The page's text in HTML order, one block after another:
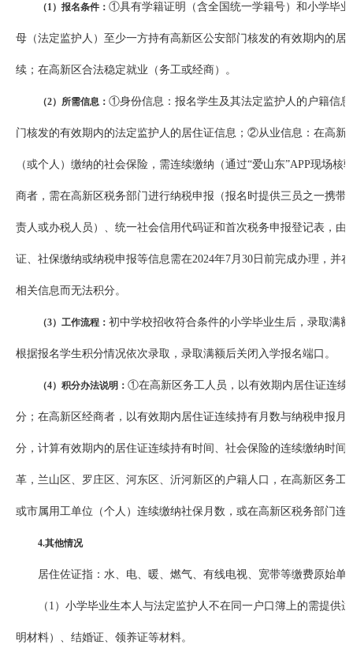
（1）报名条件： ①具有学籍证明（含全国统一学籍号）和小学毕
母（法定监护人）至少一方持有高新区公安部门核发的有效期内的居
续；在高新区合法稳定就业（务工或经商）。
（2）所需信息： ①身份信息：报名学生及其法定监护人的户籍信
门核发的有效期内的法定监护人的居住证信息；②从业信息：在高新
（或个人）缴纳的社会保险，需连续缴纳（通过“爱山东”APP现场
商者，需在高新区税务部门进行纳税申报（报名时提供三员之一携带
责人或办税人员）、统一社会信用代码证和首次税务申报登记表，由
证、社保缴纳或纳税申报等信息需在2024年7月30日前完成办理，并
相关信息而无法积分。
（3）工作流程： 初中学校招收符合条件的小学毕业生后，录取满
根据报名学生积分情况依次录取，录取满额后关闭入学报名端口。
（4）积分办法说明： ①在高新区务工人员，以有效期内居住证连续
分；在高新区经商者，以有效期内居住证连续持有月数与纳税申报
分，计算有效期内的居住证连续持有时间、社会保险的连续缴纳时间
革，兰山区、罗庄区、河东区、沂河新区的户籍人口，在高新区务工
或市属用工单位（个人）连续缴纳社保月数，或在高新区税务部门连
4.其他情况
居住佐证指：水、电、暖、燃气、有线电视、宽带等缴费原始单
（1）小学毕业生本人与法定监护人不在同一户口簿上的需提供
明材料）、结婚证、领养证等材料。